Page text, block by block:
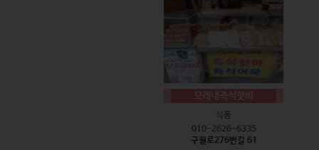
모래내즉석핫바
식품
010-2626-6335
구월로276번길 61